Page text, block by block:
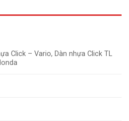
Click – Vario, Dàn nhựa Click TL